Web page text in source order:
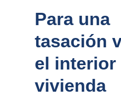
Para una
tasación
el interior
vivienda